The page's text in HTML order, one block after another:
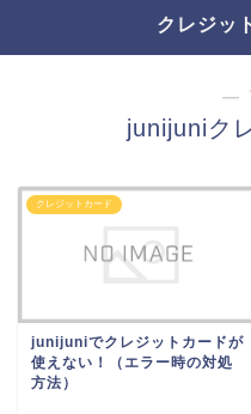
クレジッ
―
junijuniク
クレジットカード
junijuniでクレジットカードが
使えない！（エラー時の対処
方法）